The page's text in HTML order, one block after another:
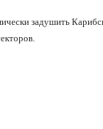
задушить